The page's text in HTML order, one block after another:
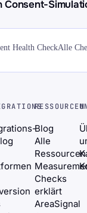
Consent-
Health CheckAlle
RESSOURCEN
Blog
Alle
Ressourcen
Checks
erklärt
AreaSignal